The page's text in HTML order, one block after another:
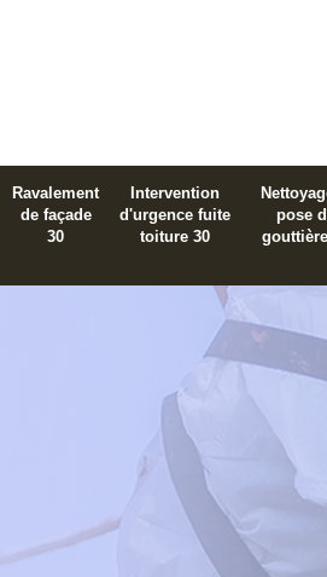
Ravalement
de façade
30
Intervention
d'urgence fuite
toiture 30
pose